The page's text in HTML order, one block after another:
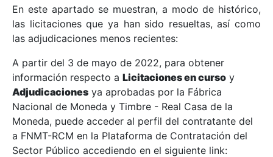
Mostrar/Ocultar
Mostrar/Ocultar
En este apartado se muestran, a modo de histórico,
las licitaciones que ya han sido resueltas, así como
las adjudicaciones menos recientes:
A partir del 3 de mayo de 2022, para obtener
información respecto a Licitaciones en curso y
Adjudicaciones ya aprobadas por la Fábrica
Nacional de Moneda y Timbre - Real Casa de la
Moneda, puede acceder al perfil del contratante del
a FNMT-RCM en la Plataforma de Contratación del
Sector Público accediendo en el siguiente link: